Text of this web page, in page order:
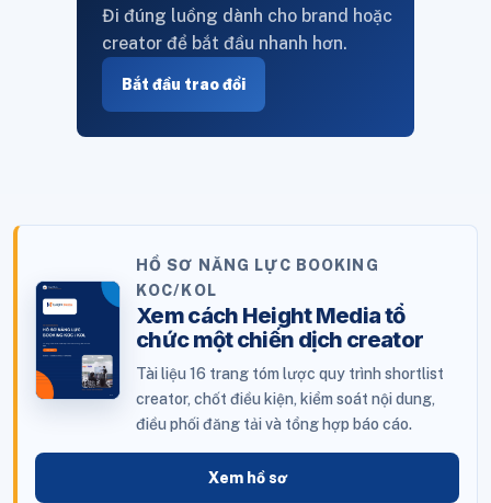
Đi đúng luồng dành cho brand hoặc
creator để bắt đầu nhanh hơn.
Bắt đầu trao đổi
HỒ SƠ NĂNG LỰC BOOKING
KOC/KOL
Xem cách Height Media tổ
chức một chiến dịch creator
Tài liệu 16 trang tóm lược quy trình shortlist
creator, chốt điều kiện, kiểm soát nội dung,
điều phối đăng tải và tổng hợp báo cáo.
Xem hồ sơ